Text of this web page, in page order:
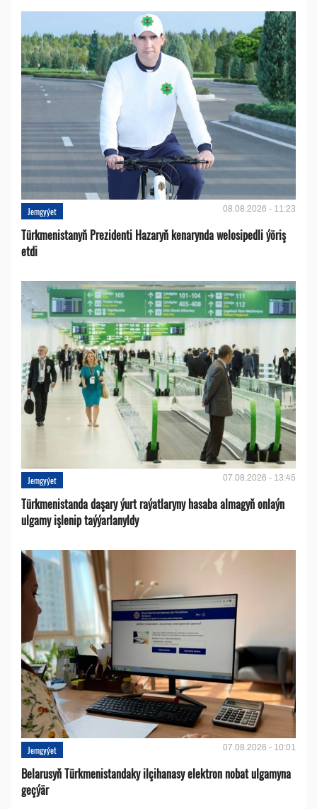
Jemgyýet 08.08.2026 - 11:23
Türkmenistanyň Prezidenti Hazaryň kenarynda welosipedli ýöriş
etdi
Jemgyýet 07.08.2026 - 13:45
Türkmenistanda daşary ýurt raýatlaryny hasaba almagyň onlaýn
ulgamy işlenip taýýarlanyldy
Jemgyýet 07.08.2026 - 10:01
Belarusyň Türkmenistandaky ilçihanasy elektron nobat ulgamyna
geçýär